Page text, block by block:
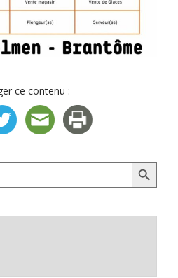
Search Search Button
ce contenu :